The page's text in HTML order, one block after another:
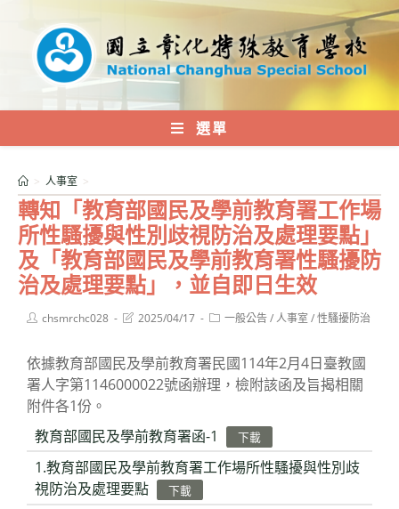
內
選單
轉知「教育部國民及學前教育署工作場
所性騷擾與性別歧視防治及處理要點」
及「教育部國民及學前教育署性騷擾防
治及處理要點」，並自即日生效
> 人事室 >
Postchsmrchc028
Post2025/04/17
Post一般公告/人事室 /性騷擾防治
依據教育部國民及學前教育署民國114年2月4日臺教國
署人字第1146000022號函辦理，檢附該函及旨揭相關
附件各1份。
教育部國民及學前教育署函-1
下載
1.教育部國民及學前教育署工作場所性騷擾與性別歧
視防治及處理要點
下載